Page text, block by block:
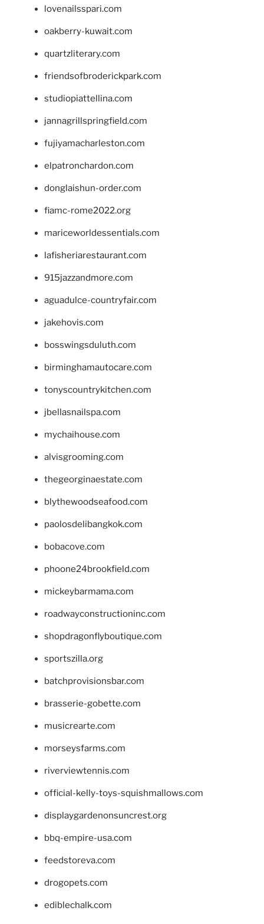
lovenailsspari.com
oakberry-kuwait.com
quartzliterary.com
friendsofbroderickpark.com
studiopiattellina.com
jannagrillspringfield.com
fujiyamacharleston.com
elpatronchardon.com
donglaishun-order.com
fiamc-rome2022.org
mariceworldessentials.com
lafisheriarestaurant.com
915jazzandmore.com
aguadulce-countryfair.com
jakehovis.com
bosswingsduluth.com
birminghamautocare.com
tonyscountrykitchen.com
jbellasnailspa.com
mychaihouse.com
alvisgrooming.com
thegeorginaestate.com
blythewoodseafood.com
paolosdelibangkok.com
bobacove.com
phoone24brookfield.com
mickeybarmama.com
roadwayconstructioninc.com
shopdragonflyboutique.com
sportszilla.org
batchprovisionsbar.com
brasserie-gobette.com
musicrearte.com
morseysfarms.com
riverviewtennis.com
official-kelly-toys-squishmallows.com
displaygardenonsuncrest.org
bbq-empire-usa.com
feedstoreva.com
drogopets.com
ediblechalk.com